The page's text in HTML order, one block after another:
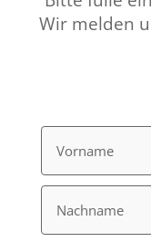
Wir melden